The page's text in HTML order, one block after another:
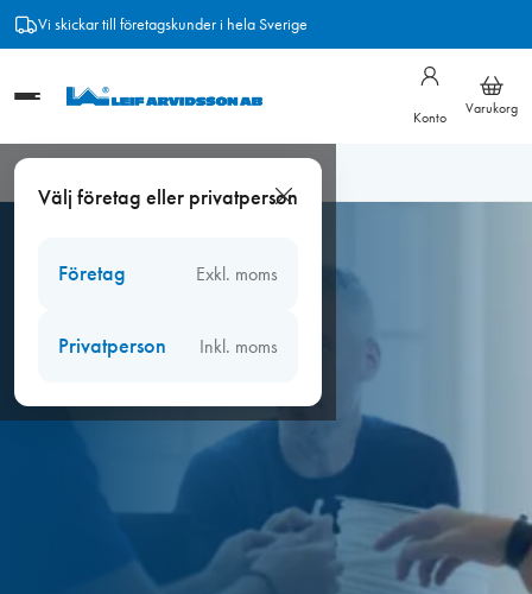
Hoppa
Vi skickar till företagskunder i hela Sverige
Konto
Varukorg
Välj företag eller privatperson
Företag Exkl. moms
Privatperson Inkl. moms